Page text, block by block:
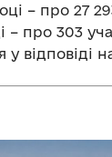
– про 27
– про 303
у відповіді